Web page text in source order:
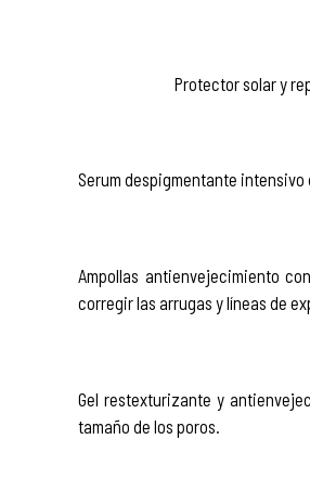
Protector solar y
Serum despigmentante
Ampollas antienvejecimiento
corregir las arrugas y líneas de
Gel restexturizante y
tamaño de los poros.